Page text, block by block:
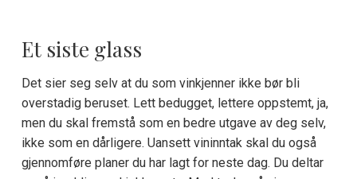
Et siste glass
Det sier seg selv at du som vinkjenner ikke bør bli
overstadig beruset. Lett bedugget, lettere oppstemt, ja,
men du skal fremstå som en bedre utgave av deg selv,
ikke som en dårligere. Uansett vininntak skal du også
gjennomføre planer du har lagt for neste dag. Du deltar